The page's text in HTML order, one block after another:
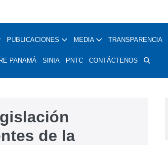
PUBLICACIONES MEDIA TRANSPARENCIA
PANAMÁ SINIA PNTC CONTÁCTENOS
de la